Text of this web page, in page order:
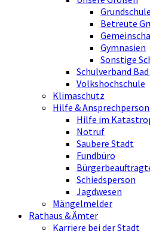
Betreute
Gymnasien
Sonstige
Schulverband
Volkshochschule
Klimaschutz
Hilfe &
Hilfe im
Notruf
Saubere Stadt
Fundbüro
Schiedsperson
Jagdwesen
Mängelmelder
Rathaus & Ämter
Karriere bei der Stadt